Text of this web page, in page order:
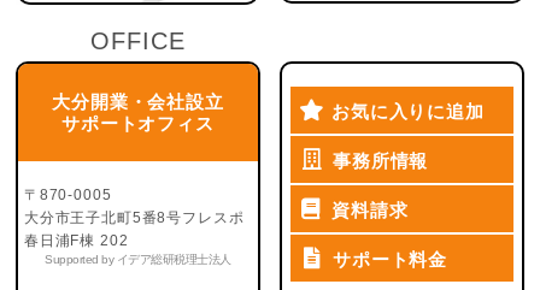
OFFICE
大分開業・会社設立
サポートオフィス
〒870-0005
大分市王子北町5番8号フレスポ
春日浦F棟 202
Supported by イデア総研税理士法人
お気に入りに追加
事務所情報
資料請求
サポート料金